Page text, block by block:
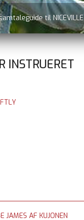
til NICEVILLE
INSTRUERET
JAMES AF KUJONEN